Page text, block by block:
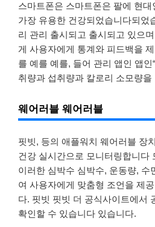
스마트폰은 스마트폰은 팔에 현
가장 유용한 건강되었습니다되었
리 관리 출시되고 출시되고 있으
게 사용자에게 통계와 피드백을
를 예를 예를, 들어 관리 앱인 앱인
취량과 섭취량과 칼로리 소모량
웨어러블 웨어러블
핏빗, 등의 애플워치 웨어러블 장
건강 실시간으로 모니터링합니다
이러한 심박수 심박수, 운동량, 수
여 사용자에게 맞춤형 조언을 제
다. 핏빗 핏빗 더 공식사이트에서
확인할 수 있습니다 있습니다.